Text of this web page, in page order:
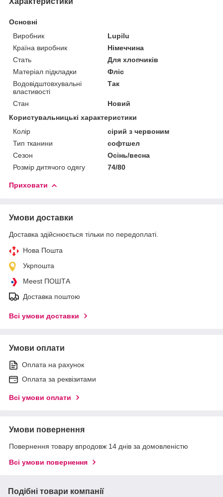
Основні
Виробник
Lupilu
Країна виробник
Німеччина
Стать
Для хлопчиків
Матеріал підкладки
Фліс
Водовідштовхувальні
властивості
Так
Стан
Новий
Користувальницькі характеристики
Колір
сірий з червоним
Тип тканини
софтшел
Сезон
Осінь/весна
Розмір дитячого одягу
74/80
Приховати
Умови доставки
Доставка здійснюється тільки по передоплаті.
Нова Пошта
Укрпошта
Meest ПОШТА
Доставка поштою
Всі умови доставки
Умови оплати
Оплата на рахунок
Оплата за реквізитами
Всі умови оплати
Умови повернення
Повернення товару впродовж 14 днів за домовленістю
Всі умови повернення
Подібні товари компанії